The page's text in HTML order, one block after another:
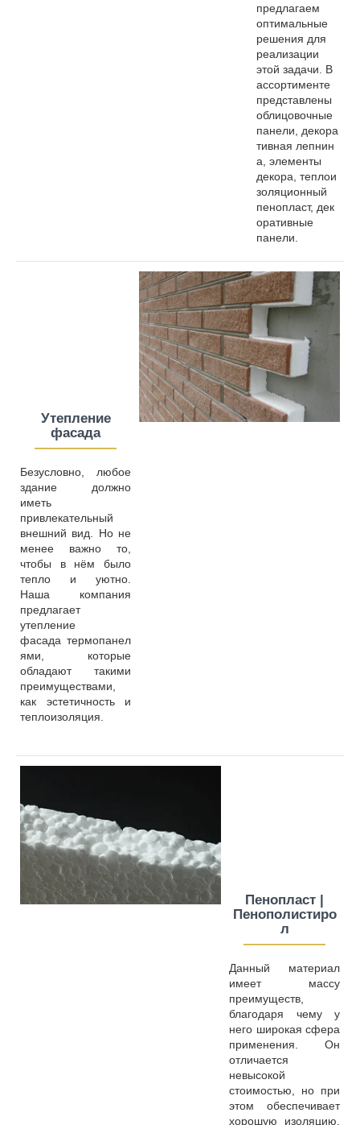
предлагаем
оптимальные
решения для
реализации
этой задачи. В
ассортименте
представлены
облицовочные
панели, декора
тивная лепнин
а, элементы
декора, теплои
золяционный
пенопласт, дек
оративные
панели.
Утепление
фасада
——————
Безусловно, любое
здание должно
иметь
привлекательный
внешний вид. Но не
менее важно то,
чтобы в нём было
тепло и уютно.
Наша компания
предлагает
утепление
фасада термопанел
ями, которые
обладают такими
преимуществами,
как эстетичность и
теплоизоляция.
Пенопласт |
Пенополистиро
л
——————
Данный материал
имеет массу
преимуществ,
благодаря чему у
него широкая сфера
применения. Он
отличается
невысокой
стоимостью, но при
этом обеспечивает
хорошую изоляцию.